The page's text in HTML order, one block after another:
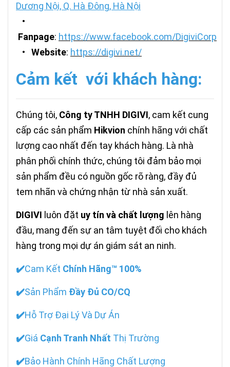
Dương Nội, Q. Hà Đông, Hà Nội
•
Fanpage: https://www.facebook.com/DigiviCorp
• Website: https://digivi.net/
Cảm kết với khách hàng:
Chúng tôi, Công ty TNHH DIGIVI, cam kết cung
cấp các sản phẩm Hikvion chính hãng với chất
lượng cao nhất đến tay khách hàng. Là nhà
phân phối chính thức, chúng tôi đảm bảo mọi
sản phẩm đều có nguồn gốc rõ ràng, đầy đủ
tem nhãn và chứng nhận từ nhà sản xuất.
DIGIVI luôn đặt uy tín và chất lượng lên hàng
đầu, mang đến sự an tâm tuyệt đối cho khách
hàng trong mọi dự án giám sát an ninh.
✔️Cam Kết Chính Hãng™ 100%
✔️Sản Phẩm Đầy Đủ CO/CQ
✔️Hỗ Trợ Đại Lý Và Dự Án
✔️Giá Cạnh Tranh Nhất Thị Trường
✔️Bảo Hành Chính Hãng Chất Lượng